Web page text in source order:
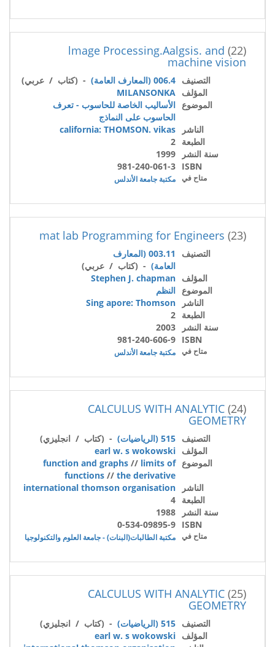
(22)
lmage Processing.Aalgsis. and
machine vision
التصنيف 006.4 (المعارف العامة)
- (كتاب / عربي)
المؤلف MILANSONKA
الموضوع الأساليب الخاصة للحاسوب - تعرف
الحاسوب على النماذج
الناشر
california: THOMSON. vikas
الطبعة 2
سنة النشر
1999
ISBN
981-240-061-3
متاح في مكتبة جامعة الأندلس
(23)
mat lab Programming for Engineers
التصنيف
003.11 (المعارف
العامة) - (كتاب / عربي)
المؤلف Stephen J. chapman
الموضوع النظم
الناشر
Sing apore: Thomson
الطبعة 2
سنة النشر
2003
ISBN
981-240-606-9
متاح في مكتبة جامعة الأندلس
(24)
CALCULUS WITH ANALYTIC
GEOMETRY
التصنيف 515 (الرياضيات)
- (كتاب / انجليزي)
المؤلف earl w. s wokowski
الموضوع
function and graphs // limits of
functions // the derivative
الناشر
international thomson organisation
الطبعة 4
سنة النشر
1988
ISBN
0-534-09895-9
متاح في مكتبة الطالبات(البنات) - جامعة العلوم والتكنولوجيا
(25)
CALCULUS WITH ANALYTIC
GEOMETRY
التصنيف 515 (الرياضيات)
- (كتاب / انجليزي)
المؤلف earl w. s wokowski